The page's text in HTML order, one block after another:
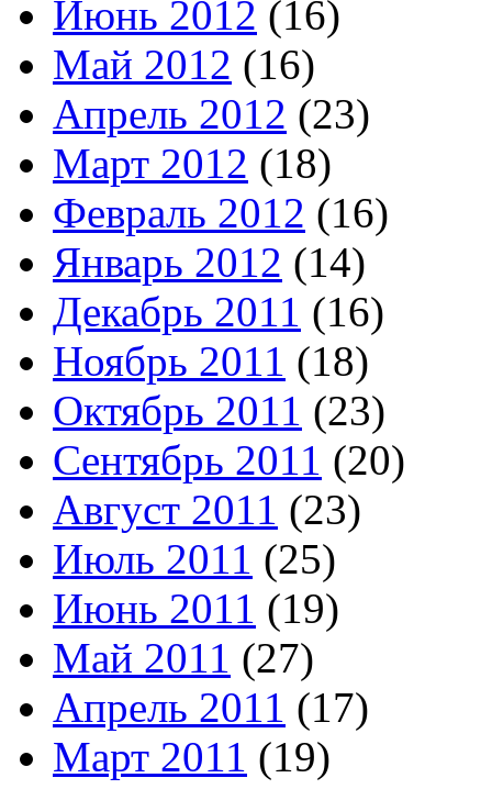
Июнь 2012 (16)
Май 2012 (16)
Апрель 2012 (23)
Март 2012 (18)
Февраль 2012 (16)
Январь 2012 (14)
Декабрь 2011 (16)
Ноябрь 2011 (18)
Октябрь 2011 (23)
Сентябрь 2011 (20)
Август 2011 (23)
Июль 2011 (25)
Июнь 2011 (19)
Май 2011 (27)
Апрель 2011 (17)
Март 2011 (19)